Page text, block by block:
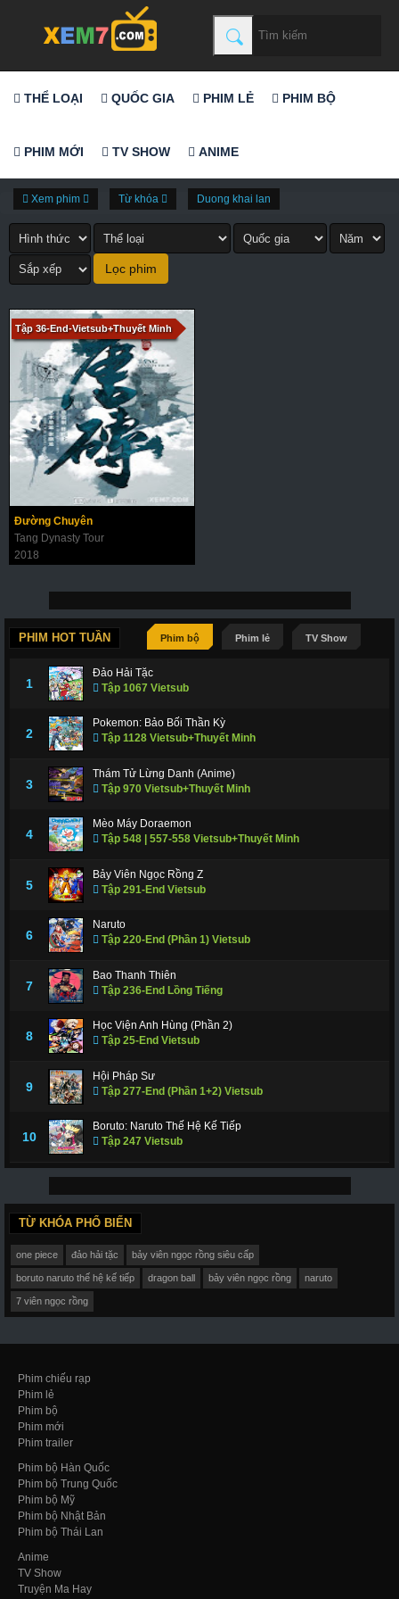
THỂ LOẠI QUỐC GIA PHIM LẺ PHIM BỘ
PHIM MỚI TV SHOW ANIME
Xem phim Từ khóa Duong khai lan
Tập 36-End-Vietsub+Thuyết Minh
Đường Chuyên
Tang Dynasty Tour
2018
PHIM HOT TUẦN Phim bộ Phim lẻ TV Show
1
Đảo Hải Tặc
Tập 1067 Vietsub
2
Pokemon: Bảo Bối Thần Kỳ
Tập 1128 Vietsub+Thuyết Minh
3
Thám Tử Lừng Danh (Anime)
Tập 970 Vietsub+Thuyết Minh
4
Mèo Máy Doraemon
Tập 548 | 557-558 Vietsub+Thuyết Minh
5
Bảy Viên Ngọc Rồng Z
Tập 291-End Vietsub
6
Naruto
Tập 220-End (Phần 1) Vietsub
7
Bao Thanh Thiên
Tập 236-End Lồng Tiếng
8
Học Viện Anh Hùng (Phần 2)
Tập 25-End Vietsub
9
Hội Pháp Sư
Tập 277-End (Phần 1+2) Vietsub
10
Boruto: Naruto Thế Hệ Kế Tiếp
Tập 247 Vietsub
TỪ KHÓA PHỔ BIẾN
one piece đảo hải tặc bảy viên ngọc rồng siêu cấp
boruto naruto thế hệ kế tiếp dragon ball bảy viên ngọc rồng naruto
7 viên ngọc rồng
Phim chiếu rạp
Phim lẻ
Phim bộ
Phim mới
Phim trailer
Phim bộ Hàn Quốc
Phim bộ Trung Quốc
Phim bộ Mỹ
Phim bộ Nhật Bản
Phim bộ Thái Lan
Anime
TV Show
Truyện Ma Hay